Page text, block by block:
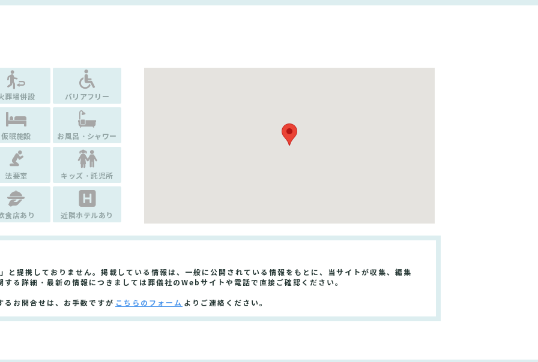
葬場併設 バリアフリー
仮眠施設 お風呂・シャワー
法要室 キッズ・託児所
食店あり 近隣ホテルあり
と提携しておりません。掲載している情報は、一般に公開されている情報をもとに、当サイトが収集、編集
る詳細・最新の情報につきましては葬儀社のWebサイトや電話で直接ご確認ください。
るお問合せは、お手数ですが こちらのフォーム よりご連絡ください。